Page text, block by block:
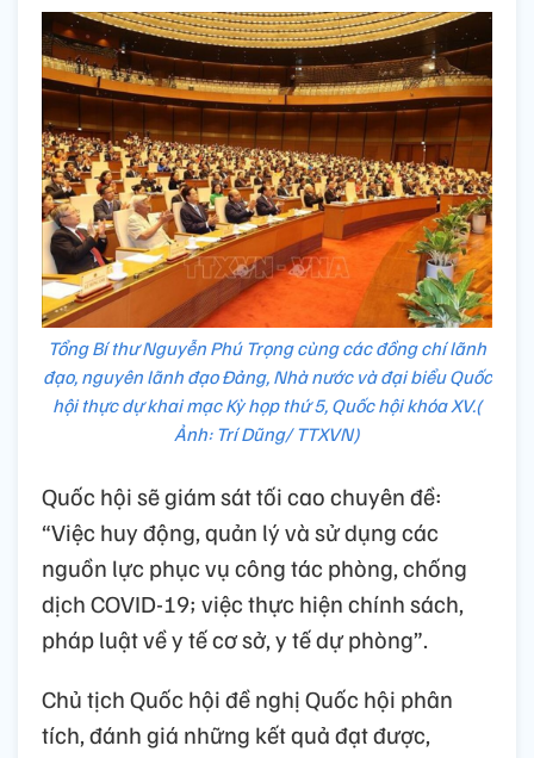
Tổng Bí thư Nguyễn Phú Trọng cùng các đồng chí lãnh
đạo, nguyên lãnh đạo Đảng, Nhà nước và đại biểu Quốc
hội thực dự khai mạc Kỳ họp thứ 5, Quốc hội khóa XV.(
Ảnh: Trí Dũng/ TTXVN)
Quốc hội sẽ giám sát tối cao chuyên đề:
“Việc huy động, quản lý và sử dụng các
nguồn lực phục vụ công tác phòng, chống
dịch COVID-19; việc thực hiện chính sách,
pháp luật về y tế cơ sở, y tế dự phòng”.
Chủ tịch Quốc hội đề nghị Quốc hội phân
tích, đánh giá những kết quả đạt được,